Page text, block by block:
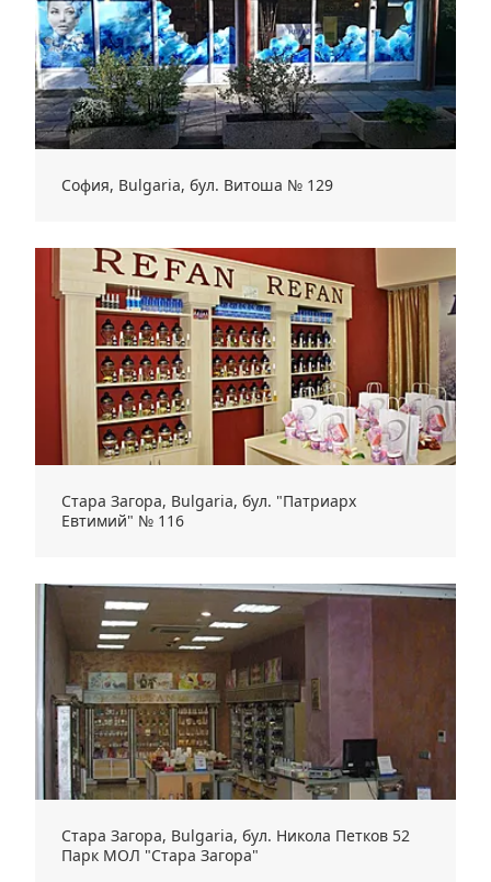
София, Bulgaria, бул. Витоша № 129
Стара Загора, Bulgaria, бул. "Патриарх
Евтимий" № 116
Стара Загора, Bulgaria, бул. Никола Петков 52
Парк МОЛ "Стара Загора"